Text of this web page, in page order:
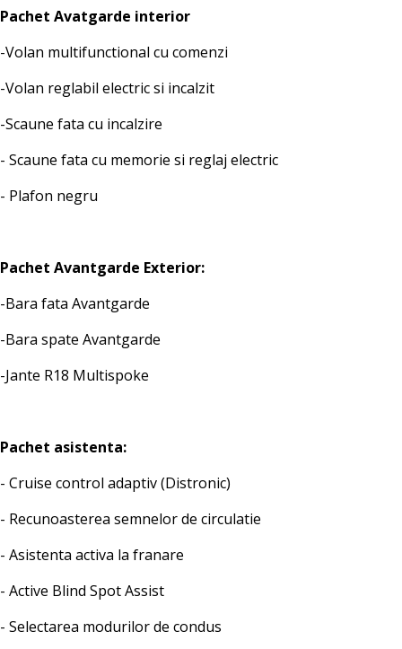
Pachet Avatgarde interior
-Volan multifunctional cu comenzi
-Volan reglabil electric si incalzit
-Scaune fata cu incalzire
- Scaune fata cu memorie si reglaj electric
- Plafon negru
Pachet Avantgarde Exterior:
-Bara fata Avantgarde
-Bara spate Avantgarde
-Jante R18 Multispoke
Pachet asistenta:
- Cruise control adaptiv (Distronic)
- Recunoasterea semnelor de circulatie
- Asistenta activa la franare
- Active Blind Spot Assist
- Selectarea modurilor de condus